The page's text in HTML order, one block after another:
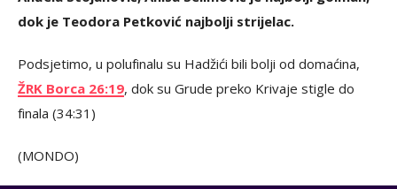
dok je Teodora Petković najbolji strijelac.
Podsjetimo, u polufinalu su Hadžići bili bolji od domaćina,
ŽRK Borca 26:19, dok su Grude preko Krivaje stigle do
finala (34:31)
(MONDO)